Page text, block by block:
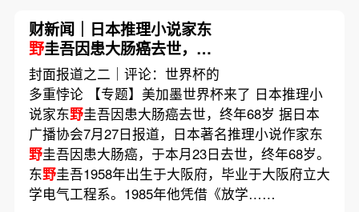
财新闻｜日本推理小说家东
野圭吾因患大肠癌去世，终
年68岁
封面报道之二｜评论：世界杯的
多重悖论 【专题】美加墨世界杯来了 日本推理小
说家东野圭吾因患大肠癌去世，终年68岁 据日本
广播协会7月27日报道，日本著名推理小说作家东
野圭吾因患大肠癌，于本月23日去世，终年68岁。
东野圭吾1958年出生于大阪府，毕业于大阪府立大
学电气工程系。1985年他凭借《放学……